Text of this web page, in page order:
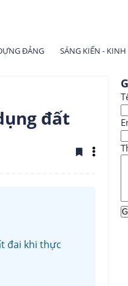
ĐẢNG SÁNG KIẾN -
đất
đai khi thực